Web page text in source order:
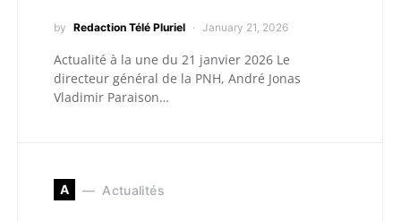
by Redaction Télé Pluriel January 21, 2026
Actualité à la une du 21 janvier 2026 Le
directeur général de la PNH, André Jonas
Vladimir Paraison…
A Actualités